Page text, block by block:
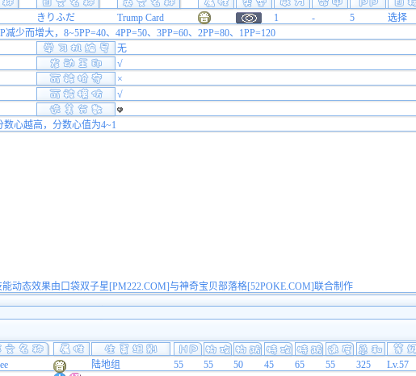
きりふだ Trump Card 1 - 5
选择
减少而增大，8~5PP=40、4PP=50、3PP=60、2PP=80、1PP=120
无
√
×
√
数心越高，分数心值为4~1
动态效果由口袋双子星[PM222.COM]与神奇宝贝部落格[52POKE.COM]联合制作
陆地组 55 55 50 45 65 55 325 Lv.57